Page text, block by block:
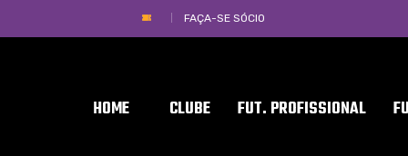
FAÇA-SE SÓCIO
HOME CLUBE FUT. PROFISSIONAL